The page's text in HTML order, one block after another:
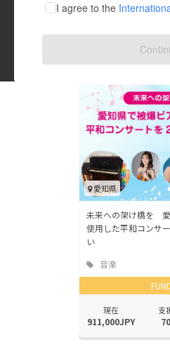
映
ビ
ま
I agree to the
愛知県
未来への架け橋を
使用した平和コンサ
い
音楽
現在
911,000JPY
支